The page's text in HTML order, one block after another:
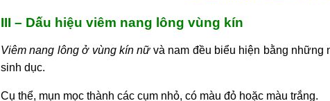
III – Dấu hiệu viêm nang lông vùng kín
Viêm nang lông ở vùng kín nữ và nam đều biểu hiện bằng những
sinh dục.
Cụ thể, mụn mọc thành các cụm nhỏ, có màu đỏ hoặc màu trắng.